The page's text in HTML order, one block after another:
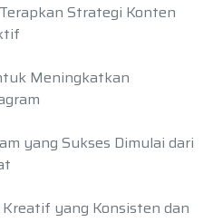
Strategi Konten
Meningkatkan
yang Sukses Dimulai dari
yang Konsisten dan